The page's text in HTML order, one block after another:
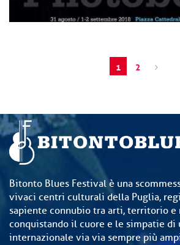
1 2
Bitonto Blues Festival è una
vivaci centri culturali della Puglia,
sapiente connubio tra arti, territorio e
conquistando il cuore e le simpatie di
internazionale via via sempre più